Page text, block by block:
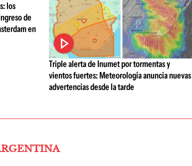
los
de
en
Triple alerta de Inumet por tormentas y
vientos fuertes: Meteorología anuncia nuevas
advertencias desde la tarde